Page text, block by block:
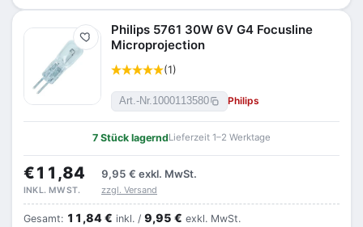
Merken
Philips 5761 30W 6V G4 Focusline
Microprojection
(1)
Art.-Nr.1000113580 Philips
7 Stück lagerndLieferzeit 1–2 Werktage
€11,84 9,95 € exkl. MwSt.
INKL. MWST. zzgl. Versand
Gesamt: 11,84 € inkl. / 9,95 € exkl. MwSt.